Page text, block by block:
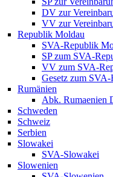
DV zur
VV zur
Republik Moldau
SVA-Republik
SP zum SVA-
VV zum SVA-
Gesetz zum
Rumänien
Abk. Rumaenien
Schweden
Schweiz
Serbien
Slowakei
SVA-Slowakei
Slowenien